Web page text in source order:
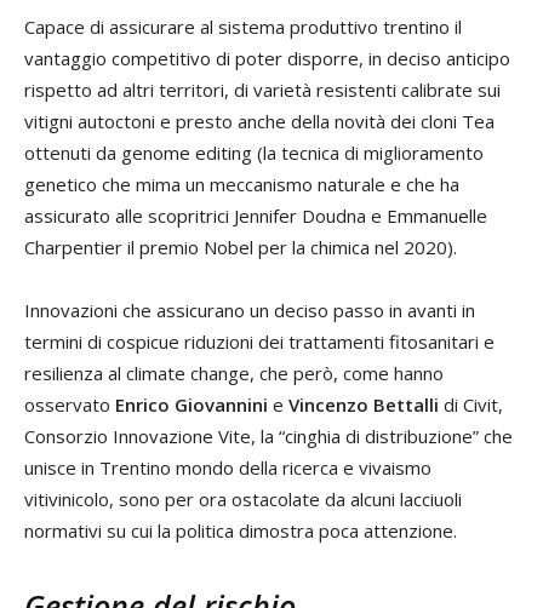
Capace di assicurare al sistema produttivo trentino il
vantaggio competitivo di poter disporre, in deciso anticipo
rispetto ad altri territori, di varietà resistenti calibrate sui
vitigni autoctoni e presto anche della novità dei cloni Tea
ottenuti da genome editing (la tecnica di miglioramento
genetico che mima un meccanismo naturale e che ha
assicurato alle scopritrici Jennifer Doudna e Emmanuelle
Charpentier il premio Nobel per la chimica nel 2020).
Innovazioni che assicurano un deciso passo in avanti in
termini di cospicue riduzioni dei trattamenti fitosanitari e
resilienza al climate change, che però, come hanno
osservato Enrico Giovannini e Vincenzo Bettalli di Civit,
Consorzio Innovazione Vite, la “cinghia di distribuzione” che
unisce in Trentino mondo della ricerca e vivaismo
vitivinicolo, sono per ora ostacolate da alcuni lacciuoli
normativi su cui la politica dimostra poca attenzione.